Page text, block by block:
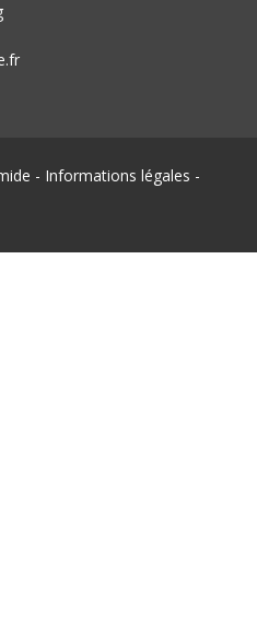
- Informations légales -